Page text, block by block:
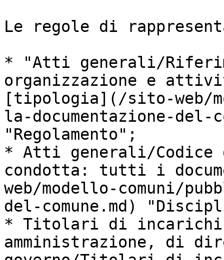
Le regole di
* "Atti generali/
organizzazione e
[tipologia](/sito-web/
la-documentazione-del-
"Regolamento";
* Atti generali/
condotta: tutti i
web/modello-comuni/
del-comune.md)
* Titolari di
amministrazione, di